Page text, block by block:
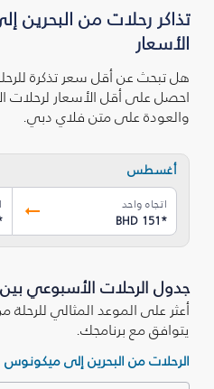
تذاكر رحلات من البحرين
الأسعار
هل تبحث عن أقل سعر تذكرة
احصل على أقل الأسعار لرحلات
والعودة على متن فلاي دبي.
أغسطس
اتجاه واحد
BHD 151*
جدول الرحلات الأسبوعي
أعثر على الموعد المثالي
يتوافق مع برنامجك.
الرحلات من البحرين إلى ميكونوس